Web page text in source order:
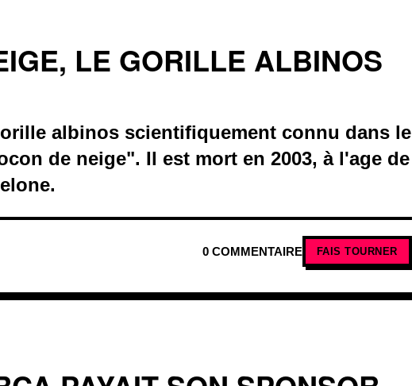
LE GORILLE ALBINOS
albinos scientifiquement connu dans le
de neige". Il est mort en 2003, à l'age de
0 COMMENTAIRE FAIS TOURNER